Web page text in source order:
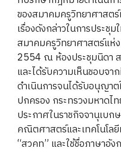
ของสมาคมครูวิทยาศาสต
เรื่องดังกล่าวในการประ
สมาคมครูวิทยาศาสตร์แห่
2554 ณ ห้องประชุมนิดา
และได้รับความเห็นชอบจ
ดำเนินการจนได้รับอนุญา
ปกครอง กระทรวงมหาดไ
ประกาศในราชกิจจานุเบ
คณิตศาสตร์และเทคโนโล
“สวคท” และใช้ชื่อภาษาอั